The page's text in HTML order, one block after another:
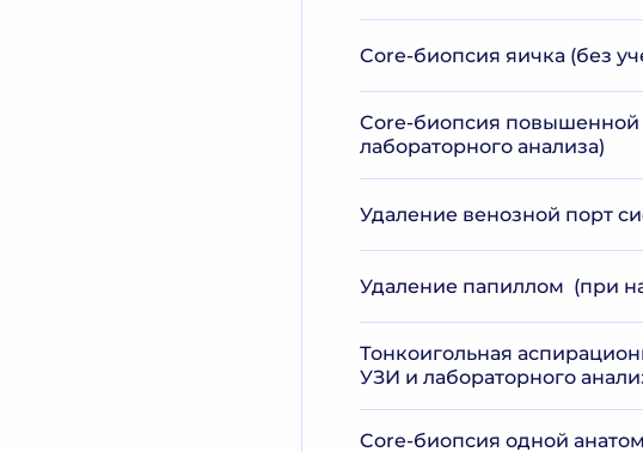
Core-биопсия яичка (без
Core-биопсия повышенной
лабораторного анализа)
Удаление венозной порт
Удаление папиллом (при
Тонкоигольная
УЗИ и лабораторного
Core-биопсия одной